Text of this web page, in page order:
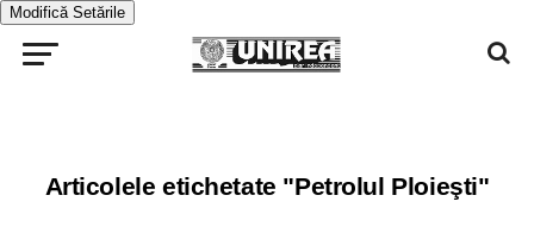
Modifică Setările
Articolele etichetate "Petrolul Ploieşti"